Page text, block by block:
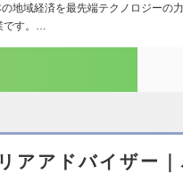
地域経済を最先端テクノロジーの
す。…
アアドバイザー